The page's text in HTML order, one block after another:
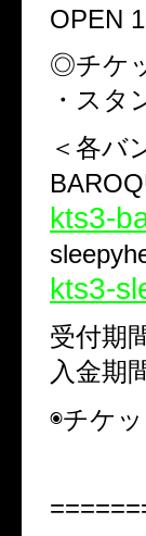
OPEN
◎チケ
・ス
＜各バ
kts3-
kts3-
受付期
入金期
◉チケ